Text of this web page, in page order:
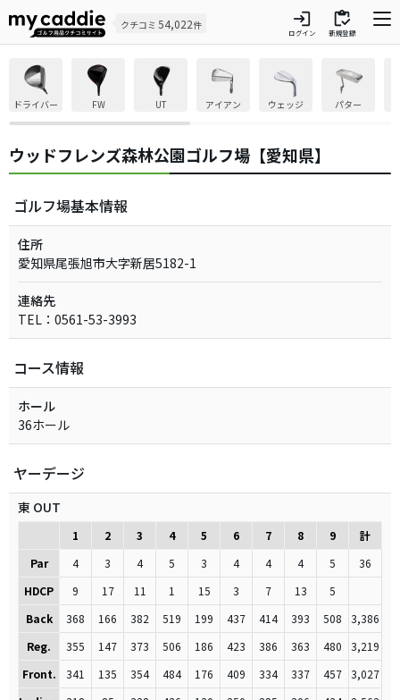
クチコミ 54,022件 login
ログイン
inventory
新規登録
ドライバー FW UT アイアン ウェッジ パター
ウッドフレンズ森林公園ゴルフ場【愛知県】
ゴルフ場基本情報
住所
愛知県尾張旭市大字新居5182-1
連絡先
TEL：0561-53-3993
コース情報
ホール
36ホール
ヤーデージ
東 OUT
1 2 3 4 5 6 7 8 9
計
Par
4 3 4 5 3 4 4 4 5
36
HDCP
9 17 11 1 15 3 7 13
5
Back
368 166 382 519 199 437 414 393 508
3,386
Reg.
355 147 373 506 186 423 386 363 480
3,219
Front.
341 135 354 484 176 409 334 337 457 3,027